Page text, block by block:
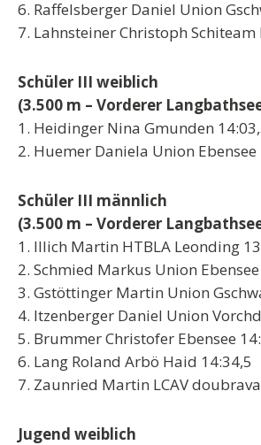
6. Raffelsberger Daniel Union
7. Lahnsteiner Christoph Schiteam
Schüler III weiblich
(3.500 m – Vorderer
1. Heidinger Nina Gmunden
2. Huemer Daniela Union Ebensee
Schüler III männlich
(3.500 m – Vorderer
1. Illich Martin HTBLA Leonding
2. Schmied Markus Union
3. Gstöttinger Martin Union
4. Itzenberger Daniel Union
5. Brummer Christofer Ebensee
6. Lang Roland Arbö Haid 14:34,5
7. Zaunried Martin LCAV
Jugend weiblich